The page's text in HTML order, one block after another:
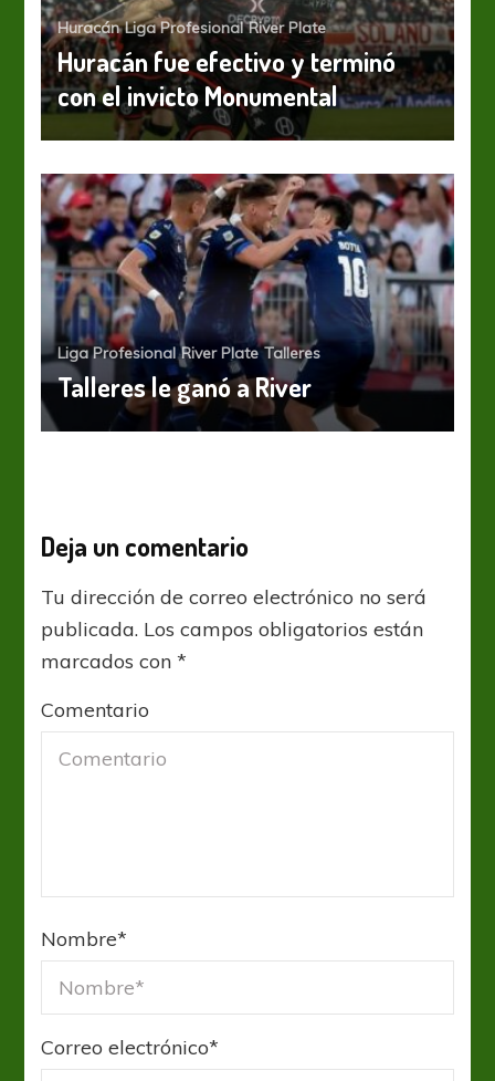
Huracán Liga Profesional River Plate
Huracán fue efectivo y terminó
con el invicto Monumental
Liga Profesional River Plate Talleres
Talleres le ganó a River
Deja un comentario
Tu dirección de correo electrónico no será
publicada. Los campos obligatorios están
marcados con*
Comentario
Nombre*
Correo electrónico*